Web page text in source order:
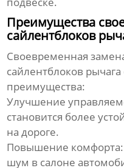
Преимущества
сайлентблоков
Своевременная
сайлентблоков рычага
преимущества:
Улучшение
становится более
на дороге.
Повышение комфорта:
шум в салоне